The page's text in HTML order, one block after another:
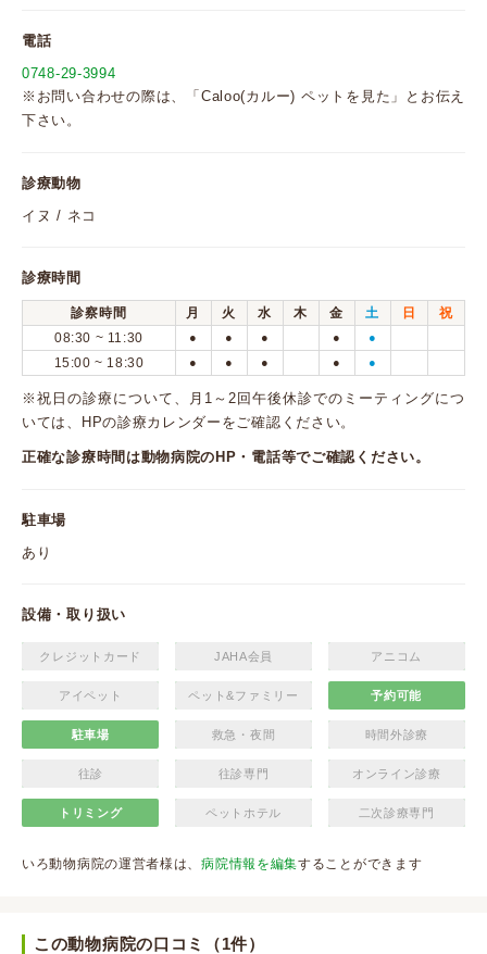
電話
0748-29-3994
※お問い合わせの際は、「Caloo(カルー) ペットを見た」とお伝え
下さい。
診療動物
イヌ / ネコ
診療時間
診察時間 月 火 水 木 金 土 日
祝
08:30 ~ 11:30
● ● ● ● ●
15:00 ~ 18:30 ● ● ● ● ●
※祝日の診療について、月1～2回午後休診でのミーティングにつ
いては、HPの診療カレンダーをご確認ください。
正確な診療時間は動物病院のHP・電話等でご確認ください。
駐車場
あり
設備・取り扱い
クレジットカード JAHA会員 アニコム
アイペット ペット&ファミリー 予約可能
駐車場 救急・夜間 時間外診療
往診 往診専門 オンライン診療
トリミング ペットホテル 二次診療専門
いろ動物病院の運営者様は、病院情報を編集することができます
この動物病院の口コミ（1件）